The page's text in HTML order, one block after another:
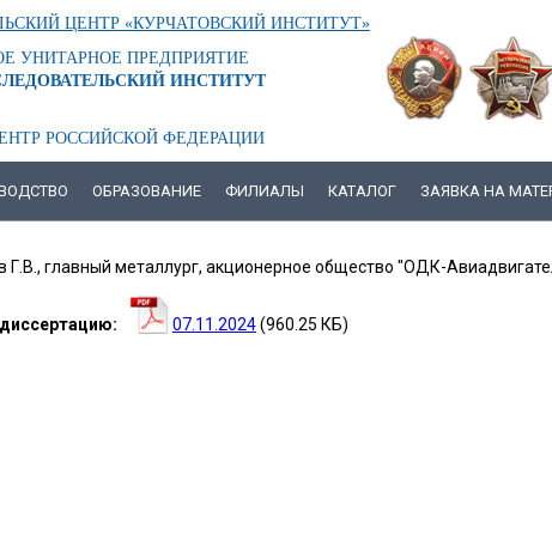
ЦЕНТР «КУРЧАТОВСКИЙ ИНСТИТУТ»
УНИТАРНОЕ ПРЕДПРИЯТИЕ
ИНСТИТУТ
РОССИЙСКОЙ ФЕДЕРАЦИИ
ОБРАЗОВАНИЕ ФИЛИАЛЫ КАТАЛОГ ЗАЯВКА НА
Г.В., главный металлург, акционерное общество "ОДК-
07.11.2024(960.25 КБ)